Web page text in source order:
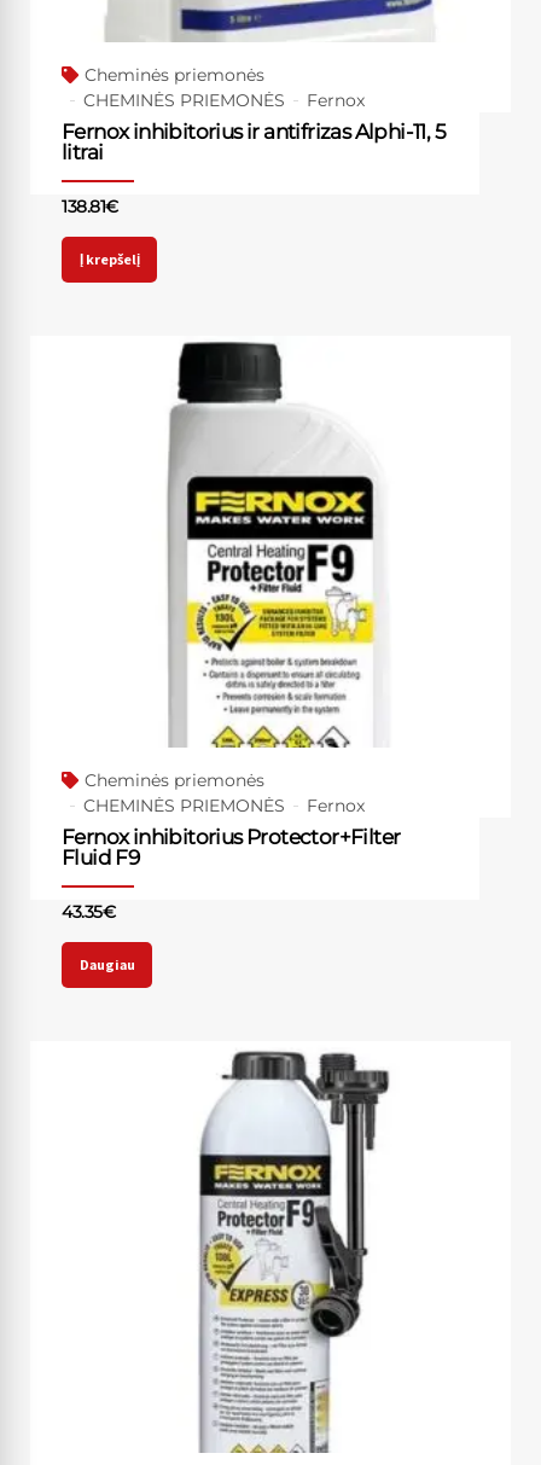
Cheminės priemonės
CHEMINĖS PRIEMONĖS
Fernox
Fernox inhibitorius ir antifrizas Alphi-11, 5
litrai
138.81€
Į krepšelį
Cheminės priemonės
CHEMINĖS PRIEMONĖS
Fernox
Fernox inhibitorius Protector+Filter
Fluid F9
43.35€
Daugiau